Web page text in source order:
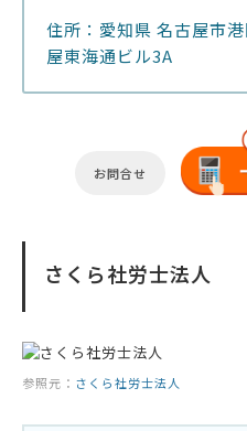
住所：愛知県 名古屋市
屋東海通ビル3A
お問合せ
さくら社労士法人
参照元： さくら社労士法人